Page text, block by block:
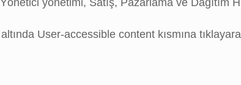
yönetimi, Satış, Pazarlama ve Dağıtım
User-accessible content kısmına